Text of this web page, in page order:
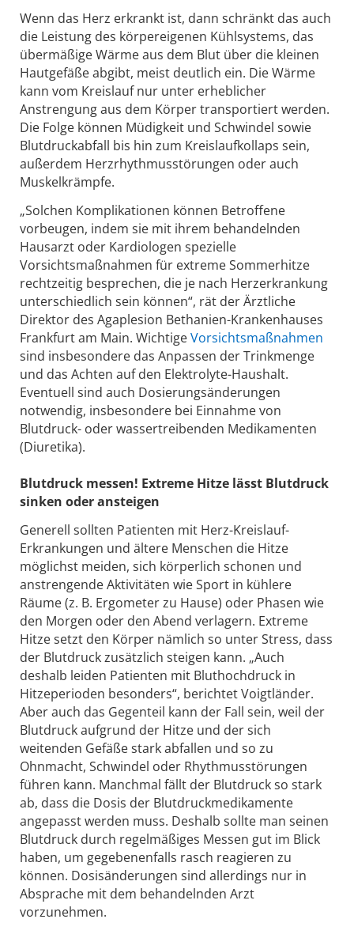
Wenn das Herz erkrankt ist, dann schränkt das auch
die Leistung des körpereigenen Kühlsystems, das
übermäßige Wärme aus dem Blut über die kleinen
Hautgefäße abgibt, meist deutlich ein. Die Wärme
kann vom Kreislauf nur unter erheblicher
Anstrengung aus dem Körper transportiert werden.
Die Folge können Müdigkeit und Schwindel sowie
Blutdruckabfall bis hin zum Kreislaufkollaps sein,
außerdem Herzrhythmusstörungen oder auch
Muskelkrämpfe.
„Solchen Komplikationen können Betroffene
vorbeugen, indem sie mit ihrem behandelnden
Hausarzt oder Kardiologen spezielle
Vorsichtsmaßnahmen für extreme Sommerhitze
rechtzeitig besprechen, die je nach Herzerkrankung
unterschiedlich sein können“, rät der Ärztliche
Direktor des Agaplesion Bethanien-Krankenhauses
Frankfurt am Main. WichtigeVorsichtsmaßnahmen
sind insbesondere das Anpassen der Trinkmenge
und das Achten auf den Elektrolyte-Haushalt.
Eventuell sind auch Dosierungsänderungen
notwendig, insbesondere bei Einnahme von
Blutdruck- oder wassertreibenden Medikamenten
(Diuretika).
Blutdruck messen! Extreme Hitze lässt Blutdruck
sinken oder ansteigen
Generell sollten Patienten mit Herz-Kreislauf-
Erkrankungen und ältere Menschen die Hitze
möglichst meiden, sich körperlich schonen und
anstrengende Aktivitäten wie Sport in kühlere
Räume (z. B. Ergometer zu Hause) oder Phasen wie
den Morgen oder den Abend verlagern. Extreme
Hitze setzt den Körper nämlich so unter Stress, dass
der Blutdruck zusätzlich steigen kann. „Auch
deshalb leiden Patienten mit Bluthochdruck in
Hitzeperioden besonders“, berichtet Voigtländer.
Aber auch das Gegenteil kann der Fall sein, weil der
Blutdruck aufgrund der Hitze und der sich
weitenden Gefäße stark abfallen und so zu
Ohnmacht, Schwindel oder Rhythmusstörungen
führen kann. Manchmal fällt der Blutdruck so stark
ab, dass die Dosis der Blutdruckmedikamente
angepasst werden muss. Deshalb sollte man seinen
Blutdruck durch regelmäßiges Messen gut im Blick
haben, um gegebenenfalls rasch reagieren zu
können. Dosisänderungen sind allerdings nur in
Absprache mit dem behandelnden Arzt
vorzunehmen.